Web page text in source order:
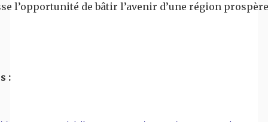
l’opportunité de bâtir l’avenir d’une région
: